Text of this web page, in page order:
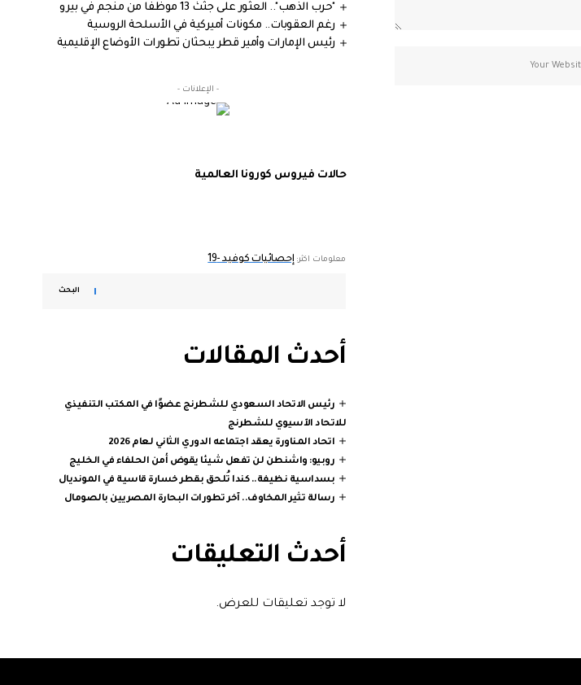
"حرب الذهب".. العثور على جثث 13 موظفا من منجم في بيرو
رغم العقوبات.. مكونات أميركية في الأسلحة الروسية
رئيس الإمارات وأمير قطر يبحثان تطورات الأوضاع الإقليمية
- الإعلانات -
حالات فيروس كورونا العالمية
معلومات اكثر: إحصائيات كوفيد -19
البحث
أحدث المقالات
رئيس الاتحاد السعودي للشطرنج عضوًا في المكتب التنفيذي
للاتحاد الآسيوي للشطرنج
اتحاد المناورة يعقد اجتماعه الدوري الثاني لعام 2026
روبيو: واشنطن لن تفعل شيئا يقوض أمن الحلفاء في الخليج
بسداسية نظيفة.. كندا تُلحق بقطر خسارة قاسية في المونديال
رسالة تثير المخاوف.. آخر تطورات البحارة المصريين بالصومال
أحدث التعليقات
لا توجد تعليقات للعرض.